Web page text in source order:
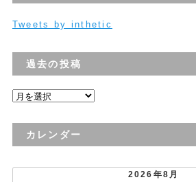
Tweets by inthetic
過去の投稿
過
の
カレンダー
2026年8月